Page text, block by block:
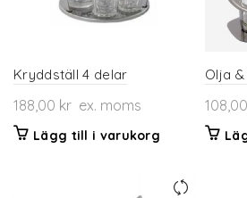
Kryddställ 4 delar
188,00 kr ex. moms
Lägg till i varukorg
Olja
108,00